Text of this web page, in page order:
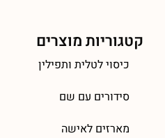
קטגוריות מוצרים
כיסוי לטלית ותפילין
סידורים עם שם
מארזים לאישה